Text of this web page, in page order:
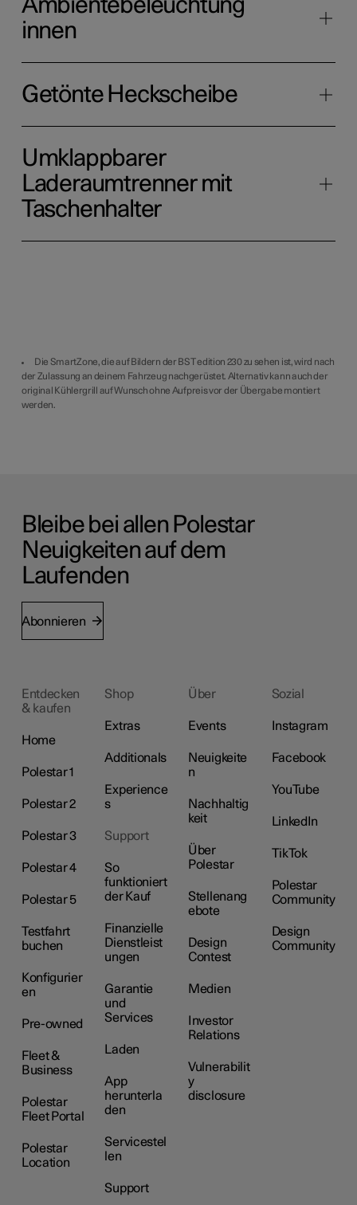
Ambientebeleuchtung
innen
Getönte Heckscheibe
Umklappbarer
Laderaumtrenner mit
Taschenhalter
Die SmartZone, die auf Bildern der BST edition 230 zu sehen ist, wird nach
der Zulassung an deinem Fahrzeug nachgerüstet. Alternativ kann auch der
original Kühlergrill auf Wunsch ohne Aufpreis vor der Übergabe montiert
werden.
Bleibe bei allen Polestar
Neuigkeiten auf dem
Laufenden
Abonnieren
Entdecken
& kaufen
Home
Polestar 1
Polestar 2
Polestar 3
Polestar 4
Polestar 5
Testfahrt
buchen
Konfigurier
en
Pre-owned
Fleet &
Business
Polestar
Fleet Portal
Polestar
Location
Shop
Extras
Additionals
Experience
s
Support
So
funktioniert
der Kauf
Finanzielle
Dienstleist
ungen
Garantie
und
Services
Laden
App
herunterla
den
Servicestel
len
Support
Über
Events
Neuigkeite
n
Nachhaltig
keit
Über
Polestar
Stellenang
ebote
Design
Contest
Medien
Investor
Relations
Vulnerabilit
y
disclosure
Sozial
Instagram
Facebook
YouTube
LinkedIn
TikTok
Polestar
Community
Design
Community